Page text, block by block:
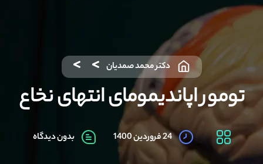
دکتر محمد صمدیان
تومور اپاندیمومای انتهای نخاع
24 فروردین 1400 بدون دیدگاه